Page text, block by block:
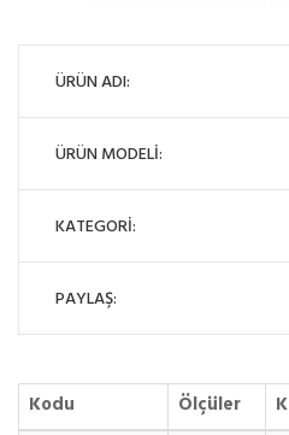
ÜRÜN ADI:
ÜRÜN MODELİ:
KATEGORİ:
PAYLAŞ:
Kodu Ölçüler